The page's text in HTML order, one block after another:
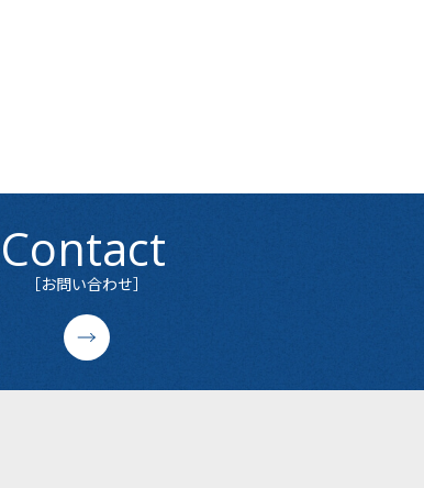
Contact
［お問い合わせ］